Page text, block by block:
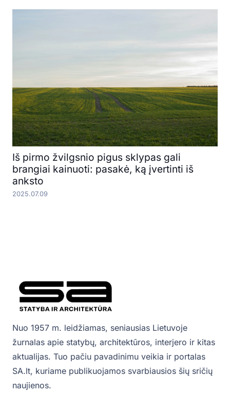
Iš pirmo žvilgsnio pigus sklypas gali
brangiai kainuoti: pasakė, ką įvertinti iš
anksto
2025.07.09
Nuo 1957 m. leidžiamas, seniausias Lietuvoje
žurnalas apie statybų, architektūros, interjero ir kitas
aktualijas. Tuo pačiu pavadinimu veikia ir portalas
SA.lt, kuriame publikuojamos svarbiausios šių sričių
naujienos.